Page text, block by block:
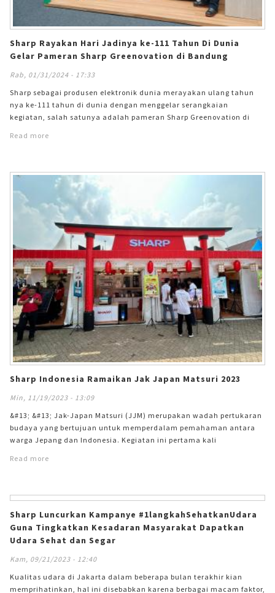
Sharp Rayakan Hari Jadinya ke-111 Tahun Di Dunia
Gelar Pameran Sharp Greenovation di Bandung
Rab, 01/31/2024 - 17:33
Sharp sebagai produsen elektronik dunia merayakan ulang tahun
nya ke-111 tahun di dunia dengan menggelar serangkaian
kegiatan, salah satunya adalah pameran Sharp Greenovation di
melalui penggunaan produk-produk elektronik yang ramah
lingkungan dan konsisten dalam melakukan aksi menjaga
lingkungan.&#13; &#13; &#13; &#13; Shinji Teraoka, Presiden
Direktur, PT Sharp
Read more
Sharp Indonesia Ramaikan Jak Japan Matsuri 2023
Min, 11/19/2023 - 13:09
&#13; &#13; Jak-Japan Matsuri (JJM) merupakan wadah pertukaran
budaya yang bertujuan untuk memperdalam pemahaman antara
warga Jepang dan Indonesia. Kegiatan ini pertama kali
pihak pemerintah dan swasta, mendapatkan respon yang sangat
persahabatan antara Jepang dan Indonesia. Tahun ini Jak-Japan
Matsuri diselenggarakan di Gambir Expo, JIEXPO Kemayoran
Jakarta pada tanggal 18 – 19 November 2023. &#13; &#13; &#13;
&#13; Sharp
Read more
Sharp Luncurkan Kampanye #1langkahSehatkanUdara
Guna Tingkatkan Kesadaran Masyarakat Dapatkan
Udara Sehat dan Segar
Kam, 09/21/2023 - 12:40
Kualitas udara di Jakarta dalam beberapa bulan terakhir kian
memprihatinkan, hal ini disebabkan karena berbagai macam faktor,